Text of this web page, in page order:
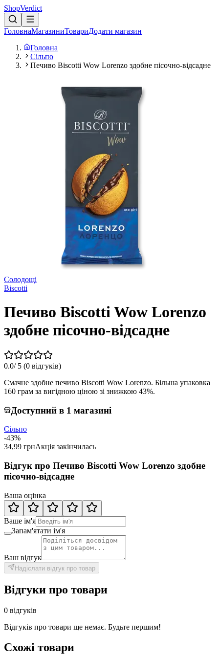
ShopVerdict
ГоловнаМагазиниТовариДодати магазин
Головна
Сільпо
Печиво Biscotti Wow Lorenzo здобне пісочно-відсадне
Солодощі
Biscotti
Печиво Biscotti Wow Lorenzo
здобне пісочно-відсадне
0.0/ 5 (0 відгуків)
Смачне здобне печиво Biscotti Wow Lorenzo. Більша упаковка
160 грам за вигідною ціною зі знижкою 43%.
Доступний в 1 магазині
Сільпо
-43%
34,99 грнАкція закінчилась
Відгук про Печиво Biscotti Wow Lorenzo здобне
пісочно-відсадне
Ваша оцінка
Ваше ім'я
Запам'ятати ім'я
Ваш відгук
Надіслати відгук про товар
Відгуки про товари
0 відгуків
Відгуків про товари ще немає. Будьте першим!
Схожі товари